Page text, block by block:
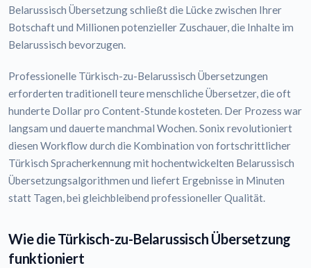
Belarussisch Übersetzung schließt die Lücke zwischen Ihrer
Botschaft und Millionen potenzieller Zuschauer, die Inhalte im
Belarussisch bevorzugen.
Professionelle Türkisch-zu-Belarussisch Übersetzungen
erforderten traditionell teure menschliche Übersetzer, die oft
hunderte Dollar pro Content-Stunde kosteten. Der Prozess war
langsam und dauerte manchmal Wochen. Sonix revolutioniert
diesen Workflow durch die Kombination von fortschrittlicher
Türkisch Spracherkennung mit hochentwickelten Belarussisch
Übersetzungsalgorithmen und liefert Ergebnisse in Minuten
statt Tagen, bei gleichbleibend professioneller Qualität.
Wie die Türkisch-zu-Belarussisch Übersetzung
funktioniert